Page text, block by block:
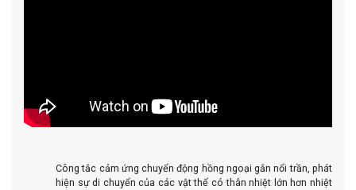
Công tắc cảm ứng chuyển động hồng ngoại gắn nổi trần, phát
hiện sự di chuyển của các vật thể có thân nhiệt lớn hơn nhiệt